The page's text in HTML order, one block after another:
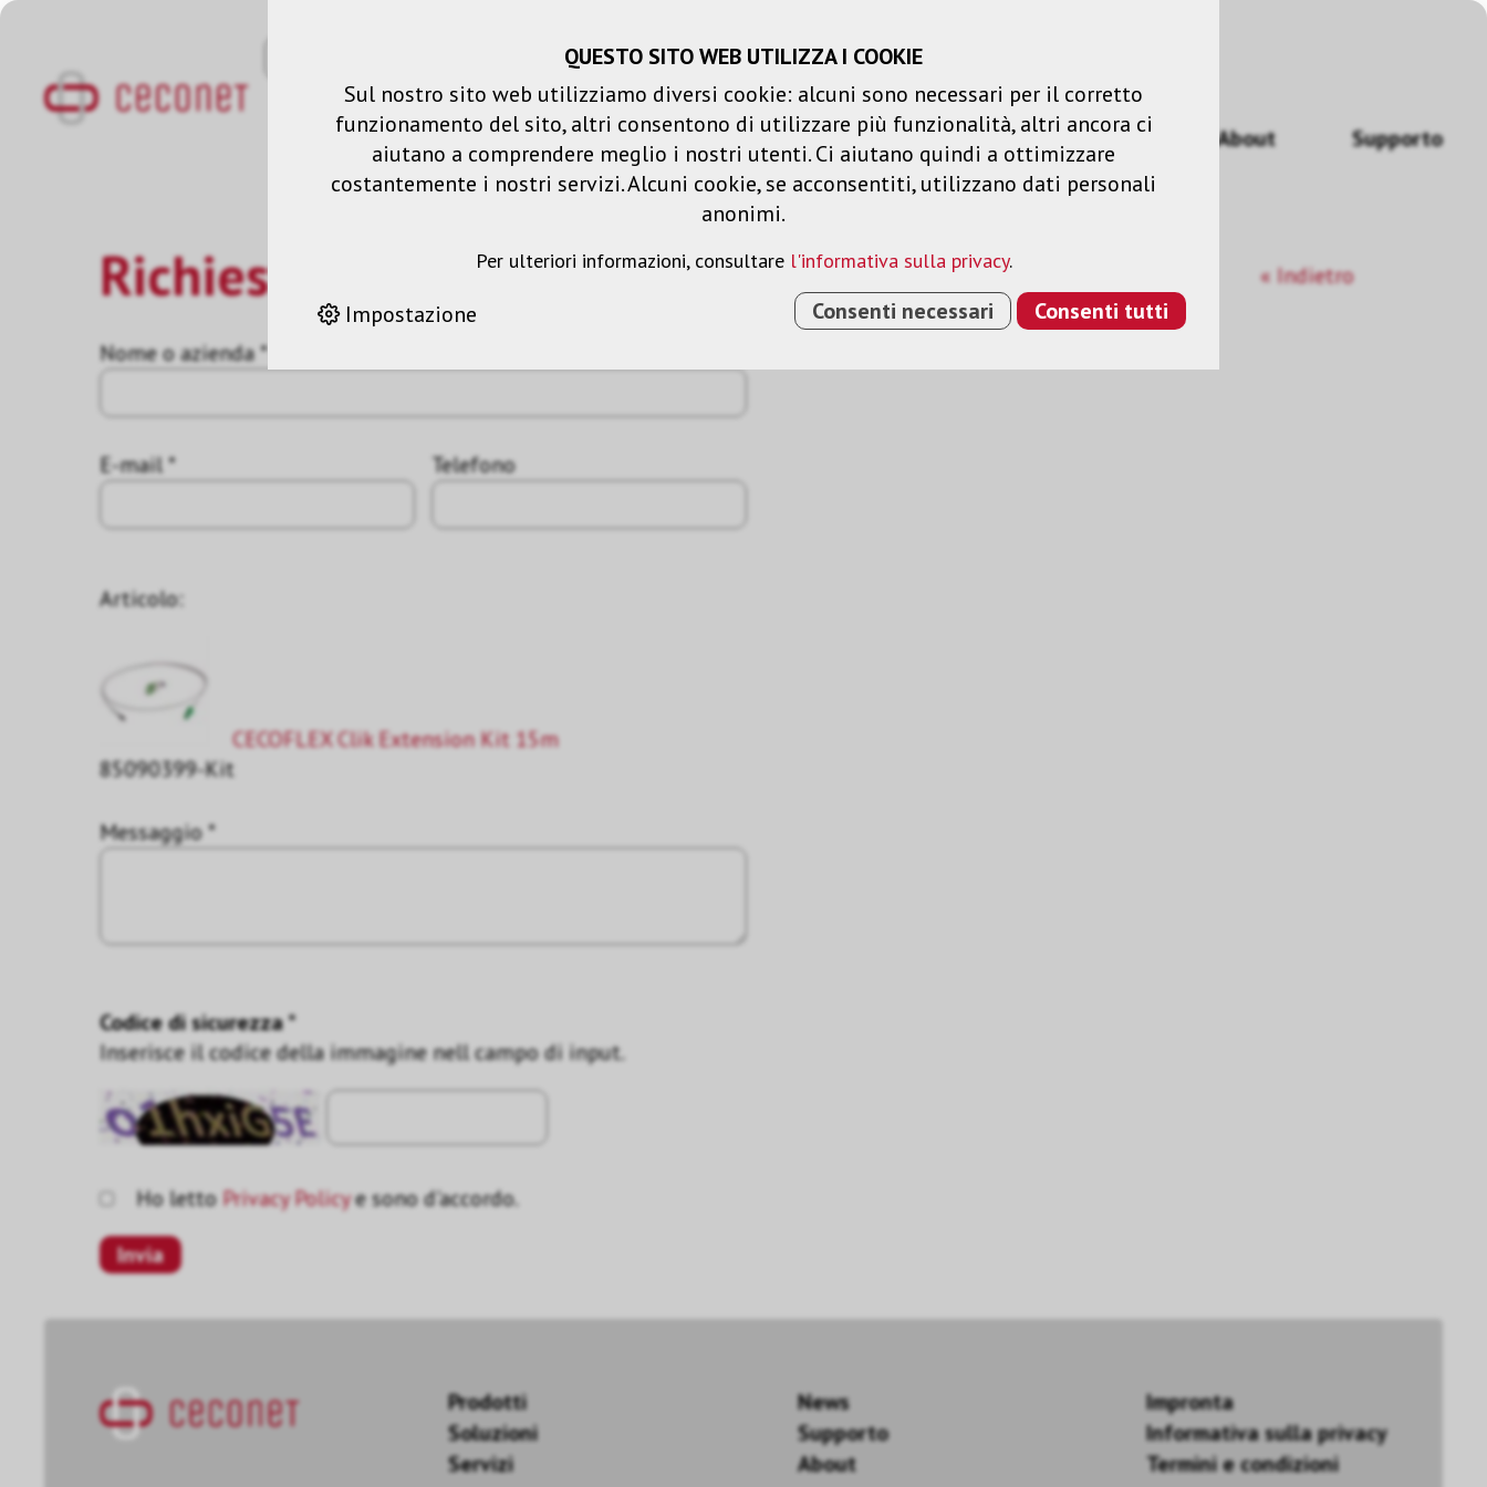
Carrello spesa Liste dei desideri
Prodotti Soluzioni Servizi News About Supporto
« Indietro
Richiesta
Nome o azienda *
E-mail * Telefono
Articolo:
CECOFLEX Clik Extension Kit 15m
85090399-Kit
Messaggio *
Codice di sicurezza *
Inserisce il codice della immagine nell campo di input.
Ho lettoPrivacy Policye sono d'accordo.
Prodotti
Soluzioni
Servizi
News
Supporto
About
Impronta
Informativa sulla privacy
Termini e condizioni
QUESTO SITO WEB UTILIZZA I COOKIE
Sul nostro sito web utilizziamo diversi cookie: alcuni sono necessari per il corretto
funzionamento del sito, altri consentono di utilizzare più funzionalità, altri ancora ci
aiutano a comprendere meglio i nostri utenti. Ci aiutano quindi a ottimizzare
costantemente i nostri servizi. Alcuni cookie, se acconsentiti, utilizzano dati personali
anonimi.
Per ulteriori informazioni, consultare l'informativa sulla privacy.
Impostazione Consenti necessari Consenti tutti